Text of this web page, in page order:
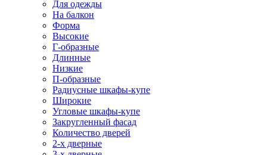
Для одежды
На балкон
Форма
Высокие
Г-образные
Длинные
Низкие
П-образные
Радиусные шкафы-купе
Широкие
Угловые шкафы-купе
Закругленный фасад
Количество дверей
2-х дверные